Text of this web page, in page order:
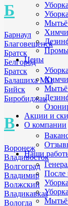
Б
Барнаул
Благовещенск
Братск
Белгород
Братск
Балашиха МО
Бийск
Биробиджан
В
Воронеж
Владивосток
Волгоград
Владимир
Волжский
Владикавказ
Вологда
Мытьё
Цены
Акции и
О компании
Наши
После
Мытьё